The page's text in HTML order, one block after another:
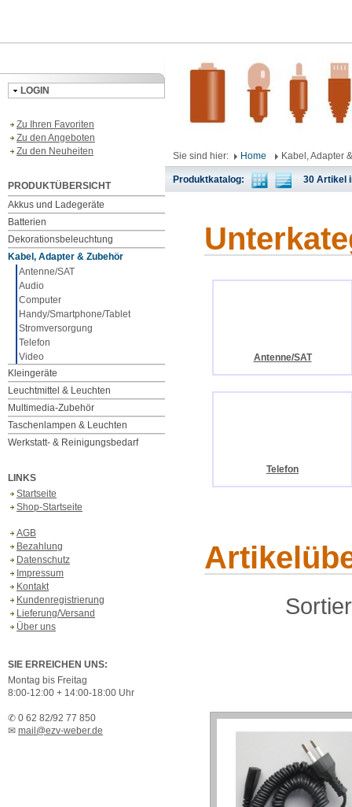
LOGIN
Zu Ihren Favoriten
Zu den Angeboten
Zu den Neuheiten
PRODUKTÜBERSICHT
Akkus und Ladegeräte
Batterien
Dekorationsbeleuchtung
Kabel, Adapter & Zubehör
Antenne/SAT
Audio
Computer
Handy/Smartphone/Tablet
Stromversorgung
Telefon
Video
Kleingeräte
Leuchtmittel & Leuchten
Multimedia-Zubehör
Taschenlampen & Leuchten
Werkstatt- & Reinigungsbedarf
LINKS
Startseite
Shop-Startseite
AGB
Bezahlung
Datenschutz
Impressum
Kontakt
Kundenregistrierung
Lieferung/Versand
Über uns
SIE ERREICHEN UNS:
Montag bis Freitag
8:00-12:00 + 14:00-18:00 Uhr
✆ 0 62 82/92 77 850
✉ mail@ezv-weber.de
Sie sind hier: Home Kabel, Adapter
Produktkatalog: 30 Artikel
Antenne/SAT
Telefon